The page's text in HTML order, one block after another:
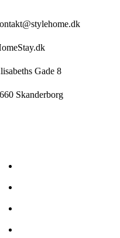
Gade 8
Skanderborg